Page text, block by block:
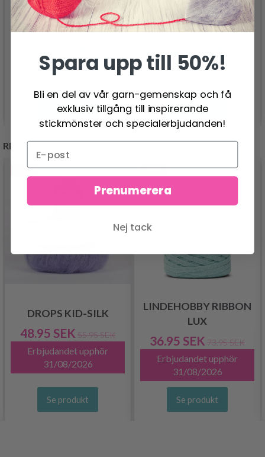
DROPS BIG MERINO
Se produkt
DROPS MELODY
Se produkt
REKOMMENDERAS FÖR DIG
- 13%
DROPS KID-SILK
48.95 SEK 55.95 SEK
Erbjudandet upphör
31/08/2026
Se produkt
- 50%
LINDEHOBBY RIBBON
LUX
36.95 SEK 73.95 SEK
Erbjudandet upphör
31/08/2026
Se produkt
Spara upp till 50%!
Bli en del av vår garn-gemenskap och få
exklusiv tillgång till inspirerande
stickmönster och specialerbjudanden!
Prenumerera
Nej tack